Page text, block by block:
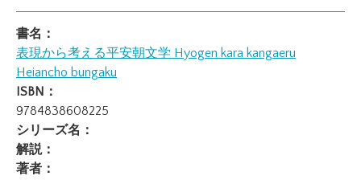
書名：
表現から考える平安朝文学 Hyogen kara kangaeru
Heiancho bungaku
ISBN：
9784838608225
シリーズ名：
解説：
著者：